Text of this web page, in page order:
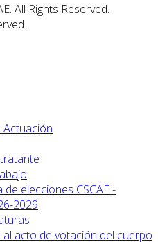
All Rights Reserved.
Actuación
elecciones CSCAE -
2029
al acto de votación del cuerpo